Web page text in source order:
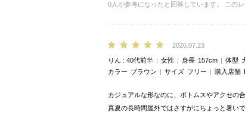
0 人が参考になったと回答しています。 この
2026.07.23
りん 40代前半 女性 身長 157cm 体型
カラー ブラウン サイズ フリー 購入店舗
カジュアルな形なのに、ボトムスやアクセの
真夏の長時間屋外ではさすがにちょっと暑い